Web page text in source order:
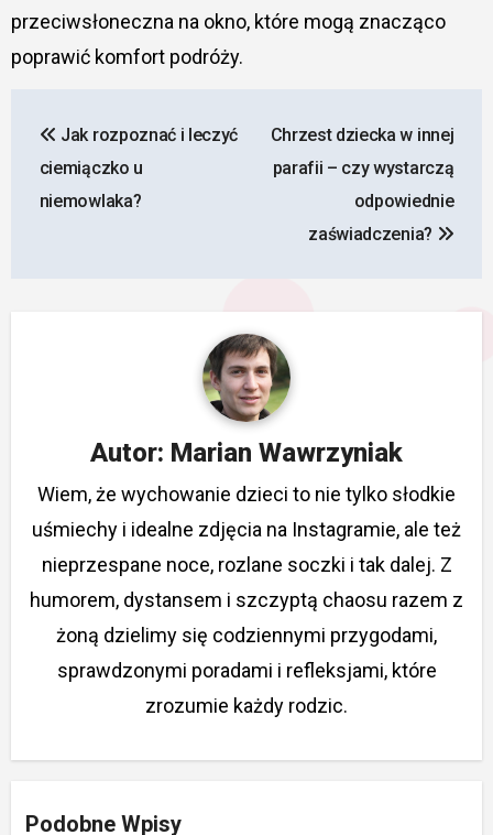
przeciwsłoneczna na okno, które mogą znacząco
poprawić komfort podróży.
wpisu
Jak rozpoznać i leczyć
ciemiączko u
niemowlaka?
Chrzest dziecka w innej
parafii – czy wystarczą
odpowiednie
zaświadczenia?
Autor: Marian Wawrzyniak
Wiem, że wychowanie dzieci to nie tylko słodkie
uśmiechy i idealne zdjęcia na Instagramie, ale też
nieprzespane noce, rozlane soczki i tak dalej. Z
humorem, dystansem i szczyptą chaosu razem z
żoną dzielimy się codziennymi przygodami,
sprawdzonymi poradami i refleksjami, które
zrozumie każdy rodzic.
Podobne Wpisy